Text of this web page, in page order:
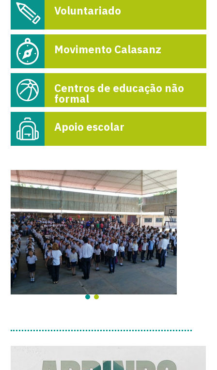
Voluntariado
Movimento Calasanz
Centros de educação não
formal
Apoio escolar